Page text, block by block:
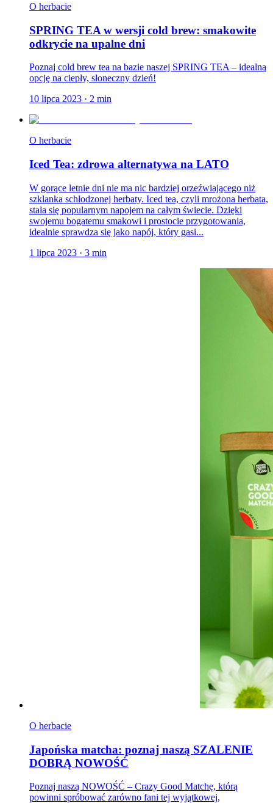
O herbacie
SPRING TEA w wersji cold brew: smakowite
odkrycie na upalne dni
Poznaj cold brew tea na bazie naszej SPRING TEA – idealną
opcję na ciepły, słoneczny dzień!
10 lipca 2023 · 2 min
O herbacie
Iced Tea: zdrowa alternatywa na LATO
W gorące letnie dni nie ma nic bardziej orzeźwiającego niż
szklanka schłodzonej herbaty. Iced tea, czyli mrożona herbata,
stała się popularnym napojem na całym świecie. Dzięki
swojemu bogatemu smakowi i prostocie przygotowania,
idealnie sprawdza się jako napój, który gasi...
1 lipca 2023 · 3 min
O herbacie
Japońska matcha: poznaj naszą SZALENIE
DOBRĄ NOWOŚĆ
Poznaj naszą NOWOŚĆ – Crazy Good Matchę, którą
powinni spróbować zarówno fani tej wyjątkowej,